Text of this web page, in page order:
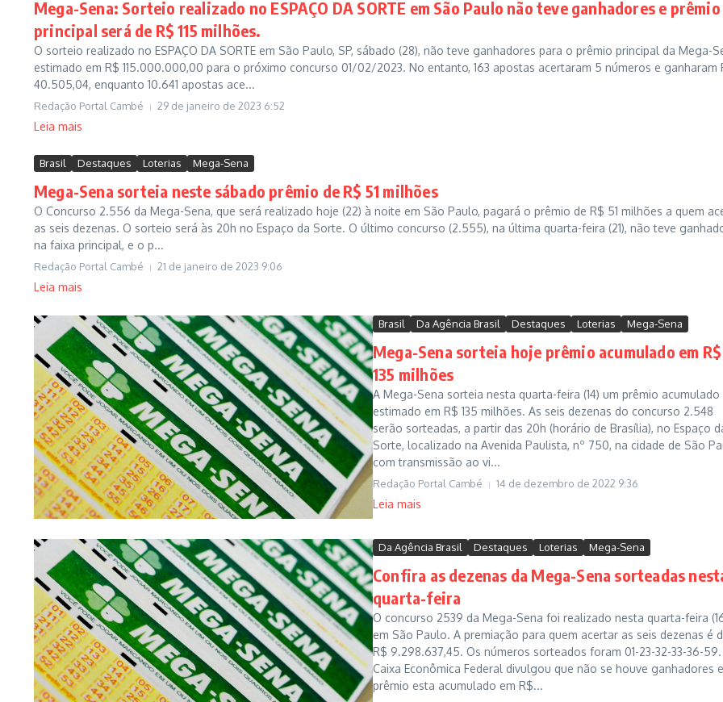
Mega-Sena: Sorteio realizado no ESPAÇO DA SORTE em São Paulo não teve ganhadores e prêmio
principal será de R$ 115 milhões.
O sorteio realizado no ESPAÇO DA SORTE em São Paulo, SP, sábado (28), não teve ganhadores para o prêmio principal da Mega-
estimado em R$ 115.000.000,00 para o próximo concurso 01/02/2023. No entanto, 163 apostas acertaram 5 números e ganharam
40.505,04, enquanto 10.641 apostas ace...
Redação Portal Cambé 29 de janeiro de 2023 6:52
Leia mais
Brasil Destaques Loterias Mega-Sena
Mega-Sena sorteia neste sábado prêmio de R$ 51 milhões
O Concurso 2.556 da Mega-Sena, que será realizado hoje (22) à noite em São Paulo, pagará o prêmio de R$ 51 milhões a quem
as seis dezenas. O sorteio será às 20h no Espaço da Sorte. O último concurso (2.555), na última quarta-feira (21), não teve
na faixa principal, e o p...
Redação Portal Cambé 21 de janeiro de 2023 9:06
Leia mais
Brasil Da Agência Brasil Destaques Loterias Mega-Sena
Mega-Sena sorteia hoje prêmio acumulado em R$
135 milhões
A Mega-Sena sorteia nesta quarta-feira (14) um prêmio acumulado
estimado em R$ 135 milhões. As seis dezenas do concurso 2.548
serão sorteadas, a partir das 20h (horário de Brasília), no Espaço
Sorte, localizado na Avenida Paulista, nº 750, na cidade de São
com transmissão ao vi...
Redação Portal Cambé 14 de dezembro de 2022 9:36
Leia mais
Da Agência Brasil Destaques Loterias Mega-Sena
Confira as dezenas da Mega-Sena sorteadas
quarta-feira
O concurso 2539 da Mega-Sena foi realizado nesta quarta-feira
em São Paulo. A premiação para quem acertar as seis dezenas é
R$ 9.298.637,45. Os números sorteados foram 01-23-32-33-36-
Caixa Econômica Federal divulgou que não se houve ganhadores
prêmio esta acumulado em R$...